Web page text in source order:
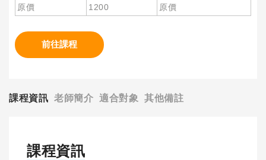
原價
1200 原價
前往課程
課程資訊 老師簡介 適合對象 其他備註
課程資訊